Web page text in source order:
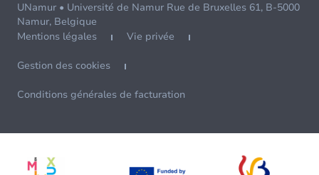
UNamur • Université de Namur Rue de Bruxelles 61, B-5000
Namur, Belgique
Mentions légales
Vie privée
Gestion des cookies
Conditions générales de facturation